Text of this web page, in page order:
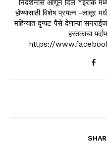
निदर्शनास आणून दिले *इराक
होण्यासाठी विशेष प्रयत्न -लातूर
महिन्यात दुप्पट पैसे देणाऱ्या
हस्तकाचा
https://